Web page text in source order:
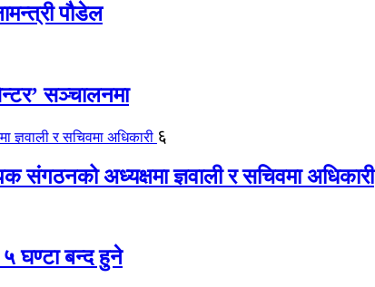
पौडेल
सञ्चालनमा
६
संगठनको अध्यक्षमा ज्ञवाली र सचिवमा अधिकारी
घण्टा बन्द हुने